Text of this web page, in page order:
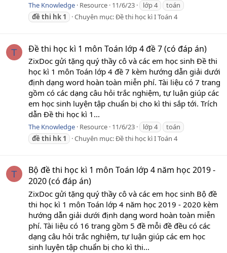
The Knowledge Resource 11/6/23 lớp 4
toán
đề thi hk 1 Chuyên mục:Đề thi học kì I Toán 4
T Đề thi học kì 1 môn Toán lớp 4 đề 7 (có đáp án)
ZixDoc gửi tặng quý thầy cô và các em học sinh Đề thi
học kì 1 môn Toán lớp 4 đề 7 kèm hướng dẫn giải dưới
định dạng word hoàn toàn miễn phí. Tài liệu có 7 trang
gồm có các dạng câu hỏi trắc nghiệm, tự luận giúp các
em học sinh luyện tập chuẩn bị cho kì thi sắp tới. Trích
dẫn Đề thi học kì 1...
The Knowledge Resource 11/6/23 lớp 4
toán
đề thi hk 1 Chuyên mục:Đề thi học kì I Toán 4
T
Bộ đề thi học kì 1 môn Toán lớp 4 năm học 2019 -
2020 (có đáp án)
ZixDoc gửi tặng quý thầy cô và các em học sinh Bộ đề
thi học kì 1 môn Toán lớp 4 năm học 2019 - 2020 kèm
hướng dẫn giải dưới định dạng word hoàn toàn miễn
phí. Tài liệu có 16 trang gồm 5 đề mỗi đề đều có các
dạng câu hỏi trắc nghiệm, tự luận giúp các em học
sinh luyện tập chuẩn bị cho kì thi...